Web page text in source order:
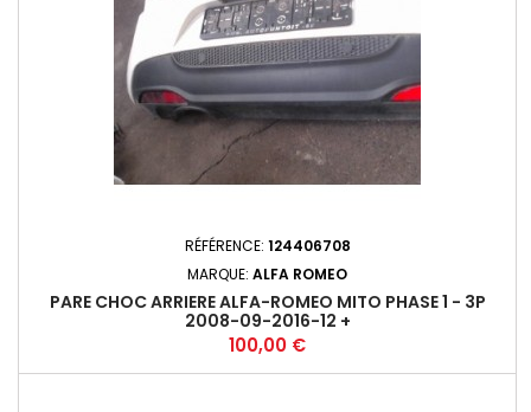
RÉFÉRENCE: 124406708
MARQUE: ALFA ROMEO
PARE CHOC ARRIERE ALFA-ROMEO MITO PHASE 1 - 3P
2008-09-2016-12 +
Prix
100,00 €